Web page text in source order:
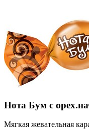
Нота Бум с
Мягкая жевательная